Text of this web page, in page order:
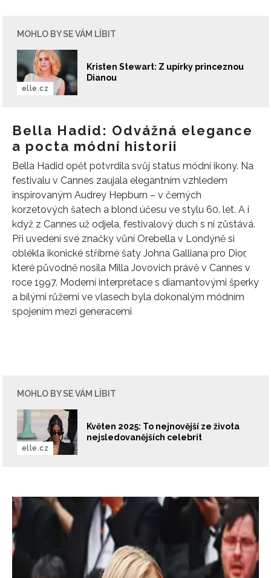
MOHLO BY SE VÁM LÍBIT
Kristen Stewart: Z upírky princeznou
Dianou
elle.cz
Bella Hadid: Odvážná elegance
a pocta módní historii
Bella Hadid opět potvrdila svůj status módní ikony. Na
festivalu v Cannes zaujala elegantním vzhledem
inspirovaným Audrey Hepburn – v černých
korzetových šatech a blond účesu ve stylu 60. let. A i
když z Cannes už odjela, festivalový duch s ní zůstává.
Při uvedení své značky vůní Orebella v Londýně si
oblékla ikonické stříbrné šaty Johna Galliana pro Dior,
které původně nosila Milla Jovovich právě v Cannes v
roce 1997. Moderní interpretace s diamantovými šperky
a bílými růžemi ve vlasech byla dokonalým módním
spojením mezi generacemi
MOHLO BY SE VÁM LÍBIT
Květen 2025: To nejnovější ze života
nejsledovanějších celebrit
elle.cz